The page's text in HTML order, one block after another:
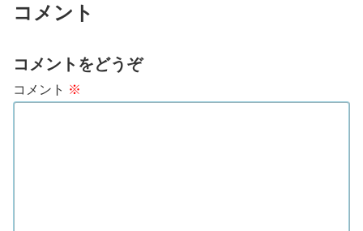
コメント
コメントをどうぞ
コメント ※